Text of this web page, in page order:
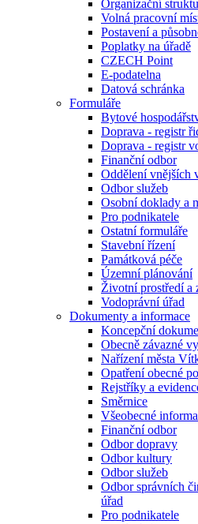
Organizační
Volná pracovní
Postavení a
Poplatky na úřadě
CZECH Point
E-podatelna
Datová schránka
Formuláře
Bytové
Doprava - registr
Doprava - registr
Finanční odbor
Oddělení vnějších
Odbor služeb
Osobní doklady a
Pro podnikatele
Ostatní formuláře
Stavební řízení
Památková péče
Územní plánování
Životní prostředí a
Vodoprávní úřad
Dokumenty a informace
Koncepční
Obecně závazné
Nařízení města
Opatření obecné
Rejstříky a
Směrnice
Všeobecné
Finanční odbor
Odbor dopravy
Odbor kultury
Odbor služeb
Odbor správních
úřad
Pro podnikatele